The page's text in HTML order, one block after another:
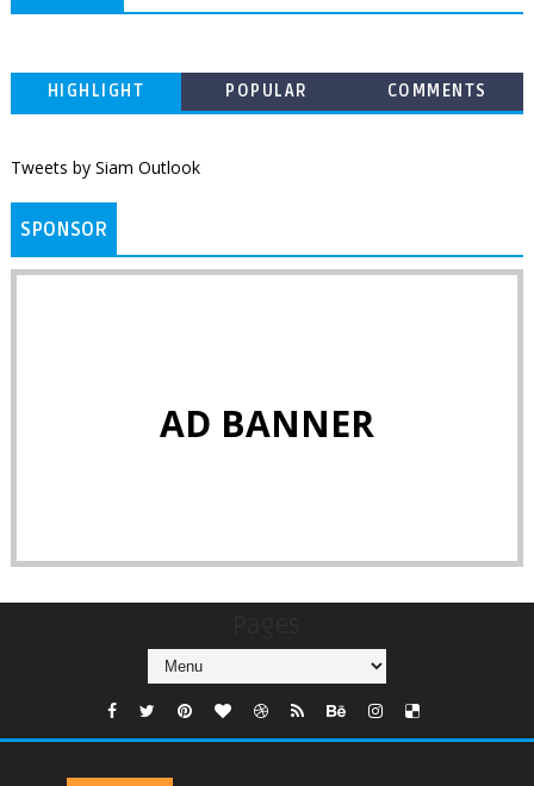
HIGHLIGHT POPULAR COMMENTS
Tweets by Siam Outlook
SPONSOR
AD BANNER